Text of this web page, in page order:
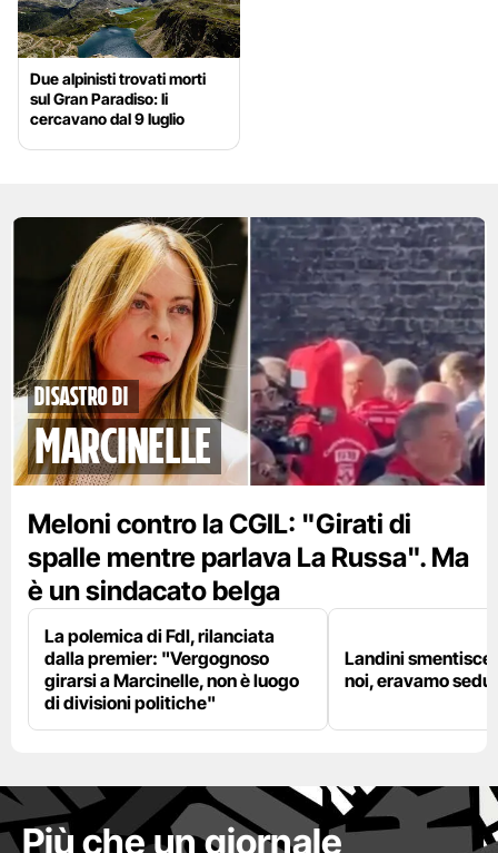
Due alpinisti trovati morti
sul Gran Paradiso: li
cercavano dal 9 luglio
disastro di
marcinelle
Meloni contro la CGIL: "Girati di
spalle mentre parlava La Russa". Ma
è un sindacato belga
La polemica di FdI, rilanciata
dalla premier: "Vergognoso
girarsi a Marcinelle, non è luogo
di divisioni politiche"
Landini
noi, eravamo
Più che un giornale